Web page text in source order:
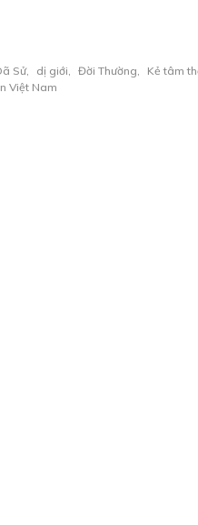
Sử, dị giới Đời Thường Kẻ tâm
Việt Nam